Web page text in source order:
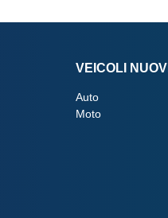
VEICOLI NUOVI
Auto
Moto